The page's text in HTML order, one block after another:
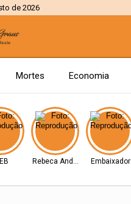
de 2026
Mortes Economia
Rebeca Andrade Embaixador